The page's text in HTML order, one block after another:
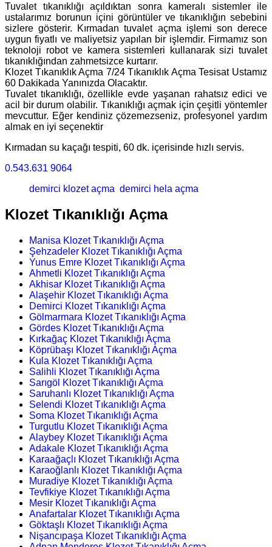
Tuvalet tıkanıklığı açıldıktan sonra kameralı sistemler ile
ustalarımız borunun içini görüntüler ve tıkanıklığın sebebini
sizlere gösterir. Kırmadan tuvalet açma işlemi son derece
uygun fiyatlı ve maliyetsiz yapılan bir işlemdir. Firmamız son
teknoloji robot ve kamera sistemleri kullanarak sizi tuvalet
tıkanıklığından zahmetsizce kurtarır.
Klozet Tıkanıklık Açma 7/24 Tıkanıklık Açma Tesisat Ustamız
60 Dakikada Yanınızda Olacaktır.
Tuvalet tıkanıklığı, özellikle evde yaşanan rahatsız edici ve
acil bir durum olabilir. Tıkanıklığı açmak için çeşitli yöntemler
mevcuttur. Eğer kendiniz çözemezseniz, profesyonel yardım
almak en iyi seçenektir
Kırmadan su kaçağı tespiti, 60 dk. içerisinde hızlı servis.
0.543.631 9064
demirci klozet açma demirci hela açma
Klozet Tıkanıklığı Açma
Manisa Klozet Tıkanıklığı Açma
Şehzadeler Klozet Tıkanıklığı Açma
Yunus Emre Klozet Tıkanıklığı Açma
Ahmetli Klozet Tıkanıklığı Açma
Akhisar Klozet Tıkanıklığı Açma
Alaşehir Klozet Tıkanıklığı Açma
Demirci Klozet Tıkanıklığı Açma
Gölmarmara Klozet Tıkanıklığı Açma
Gördes Klozet Tıkanıklığı Açma
Kırkağaç Klozet Tıkanıklığı Açma
Köprübaşı Klozet Tıkanıklığı Açma
Kula Klozet Tıkanıklığı Açma
Salihli Klozet Tıkanıklığı Açma
Sarıgöl Klozet Tıkanıklığı Açma
Saruhanlı Klozet Tıkanıklığı Açma
Selendi Klozet Tıkanıklığı Açma
Soma Klozet Tıkanıklığı Açma
Turgutlu Klozet Tıkanıklığı Açma
Alaybey Klozet Tıkanıklığı Açma
Adakale Klozet Tıkanıklığı Açma
Karaağaçlı Klozet Tıkanıklığı Açma
Karaoğlanlı Klozet Tıkanıklığı Açma
Muradiye Klozet Tıkanıklığı Açma
Tevfikiye Klozet Tıkanıklığı Açma
Mesir Klozet Tıkanıklığı Açma
Anafartalar Klozet Tıkanıklığı Açma
Göktaşlı Klozet Tıkanıklığı Açma
Nişancıpaşa Klozet Tıkanıklığı Açma